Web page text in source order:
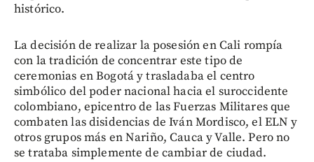
histórico.
La decisión de realizar la posesión en Cali rompía
con la tradición de concentrar este tipo de
ceremonias en Bogotá y trasladaba el centro
simbólico del poder nacional hacia el suroccidente
colombiano, epicentro de las Fuerzas Militares que
combaten las disidencias de Iván Mordisco, el ELN y
otros grupos más en Nariño, Cauca y Valle. Pero no
se trataba simplemente de cambiar de ciudad.